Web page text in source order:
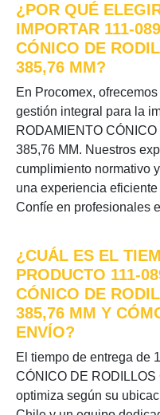
¿POR QUÉ
IMPORTAR 111-
CÓNICO DE
385,76 MM?
En Procomex,
gestión integral para la
RODAMIENTO
385,76 MM. Nuestros
cumplimiento normativo
una experiencia
Confíe en profesionales
¿CUÁL ES EL
PRODUCTO 111-
CÓNICO DE
385,76 MM Y
ENVÍO?
El tiempo de entrega de
CÓNICO DE
optimiza según su